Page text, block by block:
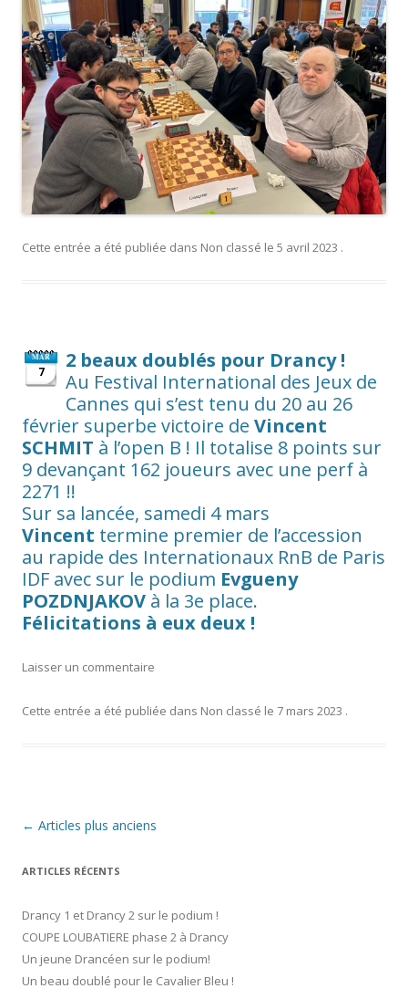
Cette entrée a été publiée dans Non classé le 5 avril 2023 .
MAR
7
2 beaux doublés pour Drancy !
Au Festival International des Jeux de
Cannes qui s’est tenu du 20 au 26
février superbe victoire de Vincent
SCHMIT à l’open B ! Il totalise 8 points sur
9 devançant 162 joueurs avec une perf à
2271 !!
Sur sa lancée, samedi 4 mars
Vincent termine premier de l’accession
au rapide des Internationaux RnB de Paris
IDF avec sur le podium Evgueny
POZDNJAKOV à la 3e place.
Félicitations à eux deux !
Laisser un commentaire
Cette entrée a été publiée dans Non classé le 7 mars 2023 .
Navigation
des
← Articles plus anciens
ARTICLES RÉCENTS
Drancy 1 et Drancy 2 sur le podium !
COUPE LOUBATIERE phase 2 à Drancy
Un jeune Drancéen sur le podium!
Un beau doublé pour le Cavalier Bleu !